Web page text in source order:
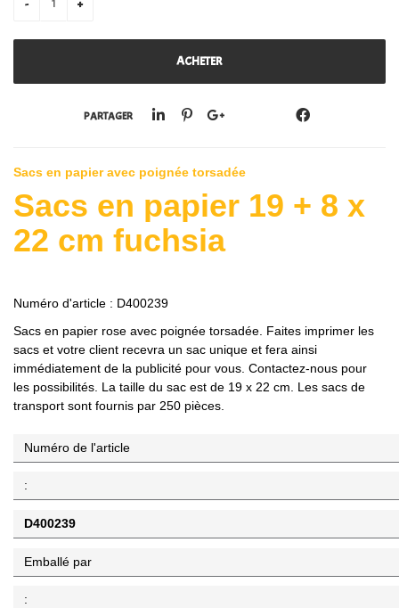
PARTAGER
Sacs en papier avec poignée torsadée
Sacs en papier 19 + 8 x
22 cm fuchsia
Numéro d'article : D400239
Sacs en papier rose avec poignée torsadée. Faites imprimer les
sacs et votre client recevra un sac unique et fera ainsi
immédiatement de la publicité pour vous. Contactez-nous pour
les possibilités. La taille du sac est de 19 x 22 cm. Les sacs de
transport sont fournis par 250 pièces.
Numéro de l'article
:
D400239
Emballé par
: